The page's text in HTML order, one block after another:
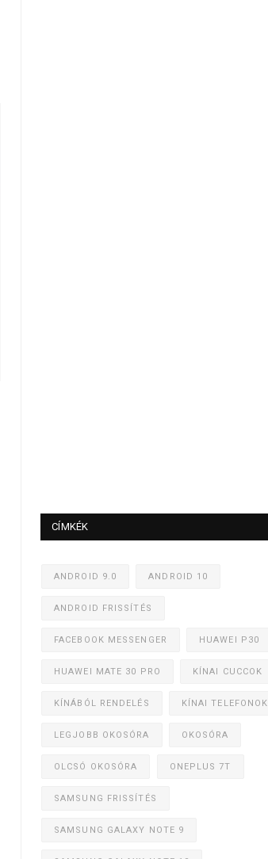
CÍMKÉK
ANDROID 9.0 ANDROID 10
ANDROID FRISSÍTÉS
FACEBOOK MESSENGER HUAWEI P30
HUAWEI MATE 30 PRO KÍNAI CUCCOK
KÍNÁBÓL RENDELÉS KÍNAI TELEFONOK
LEGJOBB OKOSÓRA OKOSÓRA
OLCSÓ OKOSÓRA ONEPLUS 7T
SAMSUNG FRISSÍTÉS
SAMSUNG GALAXY NOTE 9